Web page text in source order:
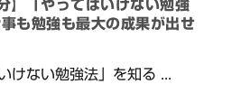
】「やってはいけない勉強
も勉強も最大の成果が出せ
けない勉強法」を知る ...